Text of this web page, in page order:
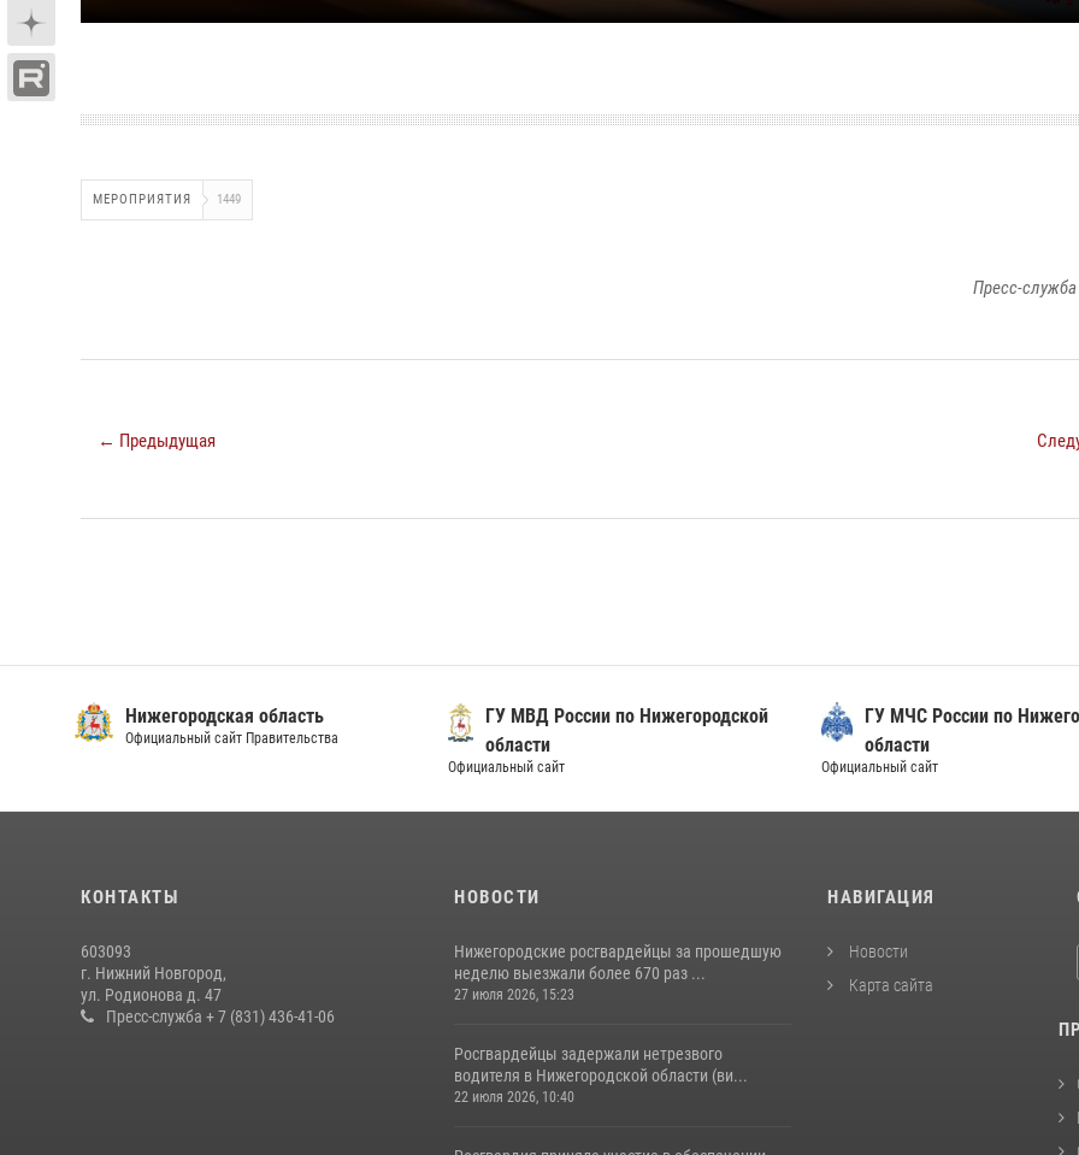
МЕРОПРИЯТИЯ 1449
Пресс-служба
← Предыдущая
Нижегородская область
Официальный сайт Правительства
ГУ МВД России по Нижегородской
области
Официальный сайт
ГУ МЧС России по
области
Официальный сайт
КОНТАКТЫ
603093
г. Нижний Новгород,
ул. Родионова д. 47
Пресс-служба + 7 (831) 436-41-06
НОВОСТИ
Нижегородские росгвардейцы за прошедшую
неделю выезжали более 670 раз ...
27 июля 2026, 15:23
Росгвардейцы задержали нетрезвого
водителя в Нижегородской области (ви...
22 июля 2026, 10:40
НАВИГАЦИЯ
Новости
Карта сайта